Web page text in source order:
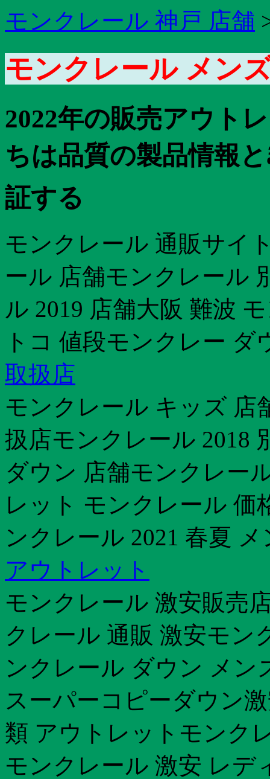
モンクレール 神戸 店舗
モンクレール メン
2022年の販売アウト
ちは品質の製品情報
証する
モンクレール 通販サイ
ール 店舗モンクレール
ル 2019 店舗大阪 難波
トコ 値段モンクレー ダ
取扱店
モンクレール キッズ 店
扱店モンクレール 2018
ダウン 店舗モンクレー
レット モンクレール 価
ンクレール 2021 春夏 メ
アウトレット
モンクレール 激安販売
クレール 通販 激安モン
ンクレール ダウン メ
スーパーコピーダウン
類 アウトレットモンク
モンクレール 激安 レデ